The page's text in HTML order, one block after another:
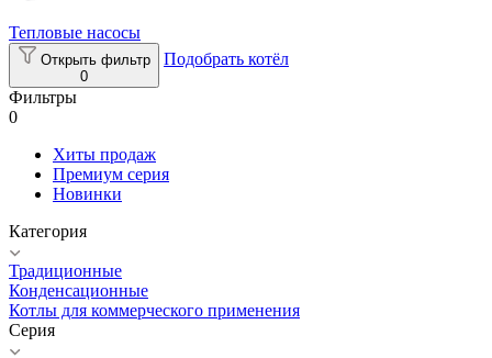
Тепловые насосы
Открыть фильтр
0
Подобрать котёл
Фильтры
0
Хиты продаж
Премиум серия
Новинки
Категория
Традиционные
Конденсационные
Котлы для коммерческого применения
Серия